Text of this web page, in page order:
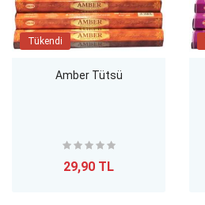
Tükendi
Amber Tütsü
29,90 TL